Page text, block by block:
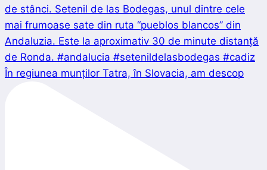
În regiunea munților Tatra, în Slovacia, am descop